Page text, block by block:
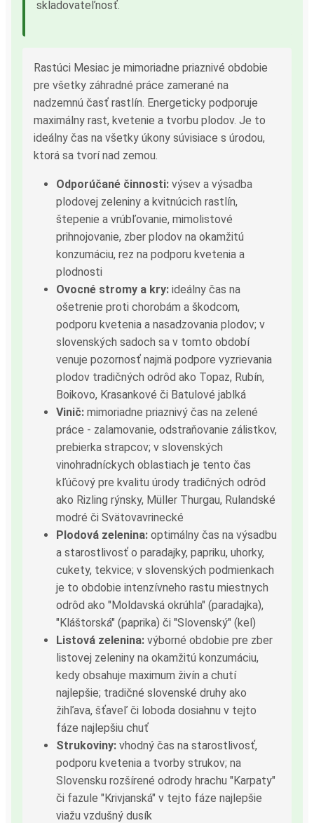
skladovateľnosť.
Rastúci Mesiac je mimoriadne priaznivé obdobie
pre všetky záhradné práce zamerané na
nadzemnú časť rastlín. Energeticky podporuje
maximálny rast, kvetenie a tvorbu plodov. Je to
ideálny čas na všetky úkony súvisiace s úrodou,
ktorá sa tvorí nad zemou.
Odporúčané činnosti: výsev a výsadba
plodovej zeleniny a kvitnúcich rastlín,
štepenie a vrúbľovanie, mimolistové
prihnojovanie, zber plodov na okamžitú
konzumáciu, rez na podporu kvetenia a
plodnosti
Ovocné stromy a kry: ideálny čas na
ošetrenie proti chorobám a škodcom,
podporu kvetenia a nasadzovania plodov; v
slovenských sadoch sa v tomto období
venuje pozornosť najmä podpore vyzrievania
plodov tradičných odrôd ako Topaz, Rubín,
Boikovo, Krasankové či Batulové jablká
Vinič: mimoriadne priaznivý čas na zelené
práce - zalamovanie, odstraňovanie zálistkov,
prebierka strapcov; v slovenských
vinohradníckych oblastiach je tento čas
kľúčový pre kvalitu úrody tradičných odrôd
ako Rizling rýnsky, Müller Thurgau, Rulandské
modré či Svätovavrinecké
Plodová zelenina: optimálny čas na výsadbu
a starostlivosť o paradajky, papriku, uhorky,
cukety, tekvice; v slovenských podmienkach
je to obdobie intenzívneho rastu miestnych
odrôd ako "Moldavská okrúhla" (paradajka),
"Kláštorská" (paprika) či "Slovenský" (kel)
Listová zelenina: výborné obdobie pre zber
listovej zeleniny na okamžitú konzumáciu,
kedy obsahuje maximum živín a chutí
najlepšie; tradičné slovenské druhy ako
žihľava, šťaveľ či loboda dosiahnu v tejto
fáze najlepšiu chuť
Strukoviny: vhodný čas na starostlivosť,
podporu kvetenia a tvorby strukov; na
Slovensku rozšírené odrody hrachu "Karpaty"
či fazule "Krivjanská" v tejto fáze najlepšie
viažu vzdušný dusík